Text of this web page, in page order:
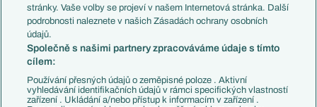
Ještěže DaCunha a Perrone jsou stabilní a hrají dobře. Vlastně
celá záloha hraje pravidelně skvěle. Jen Caqueret vůbec
nenaplňuje cenovku a ani talent, jenž by měl (podle uživatele
Doumbia, co prý sleduje Ligue 1) mít. Každopádně, v zápase
útoku. Umíme to přesně centrovat i do vápna z hloubky (což byl
náš problém v minulé sezóně) a dobře vykrýváme rozehrávky
stránky. Vaše volby se projeví v našem Internetová stránka. Další
podrobnosti naleznete v našich Zásadách ochrany osobních
údajů.
Společně s našimi partnery zpracováváme údaje s tímto
cílem:
Používání přesných údajů o zeměpisné poloze . Aktivní
vyhledávání identifikačních údajů v rámci specifických vlastností
zařízení . Ukládání a/nebo přístup k informacím v zařízení .